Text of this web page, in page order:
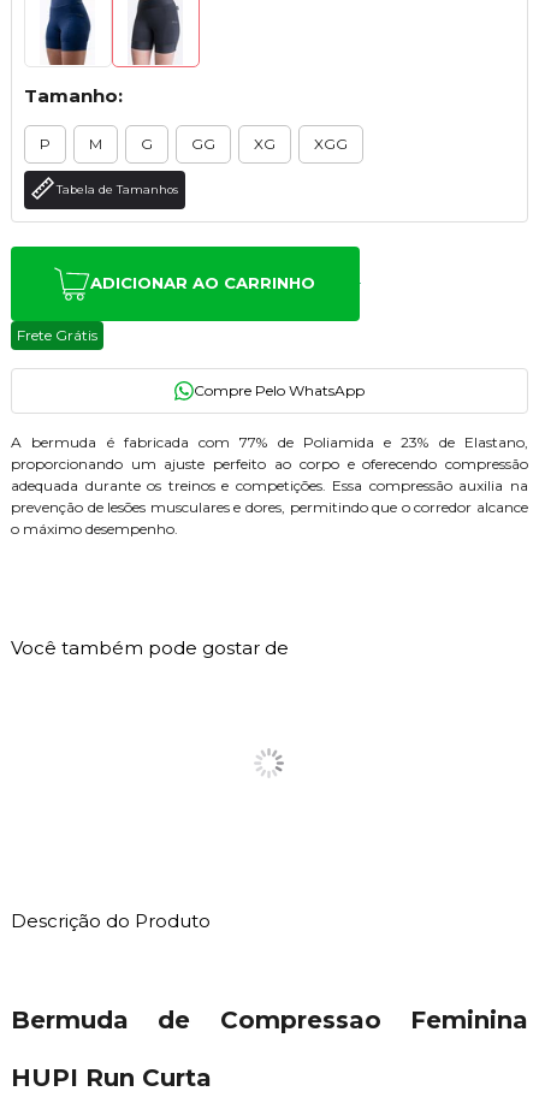
Tamanho:
P M G GG XG XGG
Tabela de Tamanhos
Frete Grátis
ADICIONAR AO CARRINHO
A bermuda é fabricada com 77% de Poliamida e 23% de Elastano,
proporcionando um ajuste perfeito ao corpo e oferecendo compressão
adequada durante os treinos e competições. Essa compressão auxilia na
prevenção de lesões musculares e dores, permitindo que o corredor alcance
o máximo desempenho.
Você também pode gostar de
Descrição do Produto
Bermuda de Compressao Feminina
HUPI Run Curta